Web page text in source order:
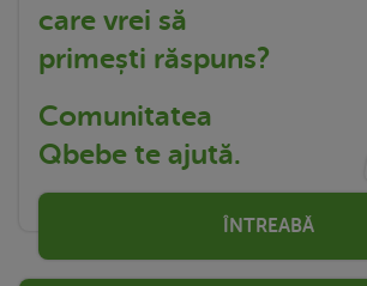
care vrei să
primești răspuns?
Comunitatea
Qbebe te ajută.
ÎNTREABĂ